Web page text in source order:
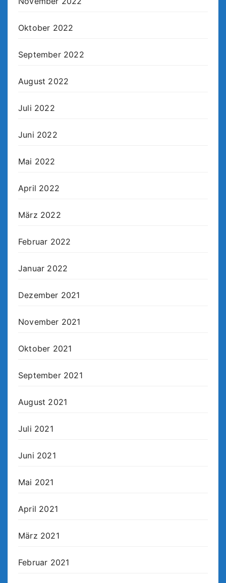
Oktober 2022
September 2022
August 2022
Juli 2022
Juni 2022
Mai 2022
April 2022
März 2022
Februar 2022
Januar 2022
Dezember 2021
November 2021
Oktober 2021
September 2021
August 2021
Juli 2021
Juni 2021
Mai 2021
April 2021
März 2021
Februar 2021